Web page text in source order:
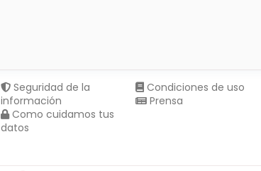
Seguridad de la
información
Como cuidamos tus
datos
Condiciones de uso
Prensa